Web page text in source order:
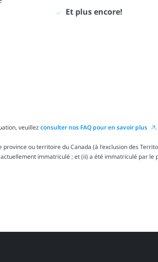
Et plus encore!
veuillezconsulter nos FAQ pour en savoir plus .
ou territoire du Canada (à l'exclusion des
immatriculé ; et (ii) a été immatriculé par le